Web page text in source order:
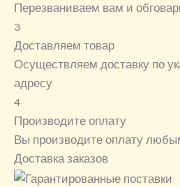
Перезваниваем вам и
3
Доставляем товар
Осуществляем доставку по
адресу
4
Производите оплату
Вы производите оплату
Доставка заказов